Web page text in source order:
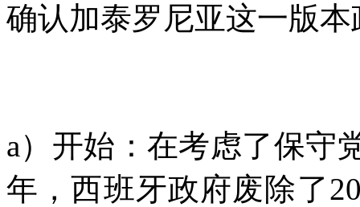
确认加泰罗尼亚这一版
a）开始：在考虑了保守
年，西班牙政府废除了